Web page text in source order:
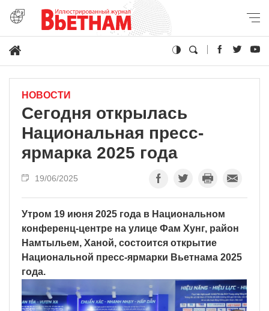
НОВОСТИ
Сегодня открылась
Национальная пресс-
ярмарка 2025 года
19/06/2025
Утром 19 июня 2025 года в Национальном
конференц-центре на улице Фам Хунг, район
Намтыльем, Ханой, состоится открытие
Национальной пресс-ярмарки Вьетнама 2025
года.